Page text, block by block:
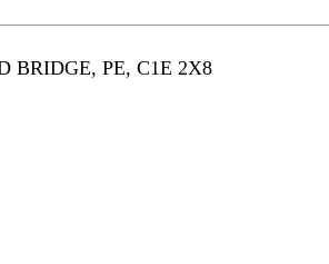
BRIDGE, PE, C1E 2X8